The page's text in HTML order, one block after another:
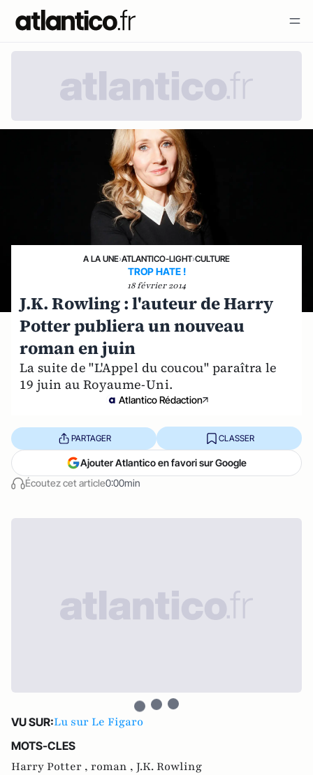
A LA UNE›ATLANTICO-LIGHT›CULTURE
TROP HATE !
18 février 2014
J.K. Rowling : l'auteur de Harry
Potter publiera un nouveau
roman en juin
La suite de "L'Appel du coucou" paraîtra le
19 juin au Royaume-Uni.
Atlantico Rédaction
Écoutez cet article0:00min
PARTAGER CLASSER
Ajouter Atlantico en favori sur Google
VU SUR:Lu sur Le Figaro
MOTS-CLES
Harry Potter , roman , J.K. Rowling